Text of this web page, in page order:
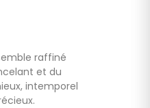
raffiné
et du
intemporel